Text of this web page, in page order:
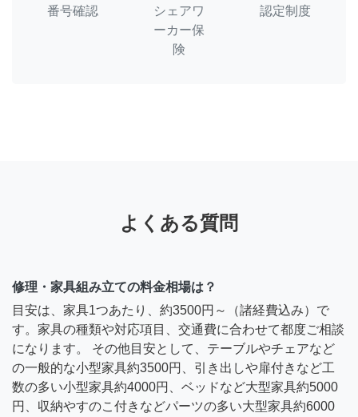
番号確認
シェアワ
ーカー保
険
認定制度
よくある質問
修理・家具組み立ての料金相場は？
目安は、家具1つあたり、約3500円～（諸経費込み）で
す。家具の種類や対応項目、交通費に合わせて都度ご相談
になります。 その他目安として、テーブルやチェアなど
の一般的な小型家具約3500円、引き出しや扉付きなど工
数の多い小型家具約4000円、ベッドなど大型家具約5000
円、収納やすのこ付きなどパーツの多い大型家具約6000